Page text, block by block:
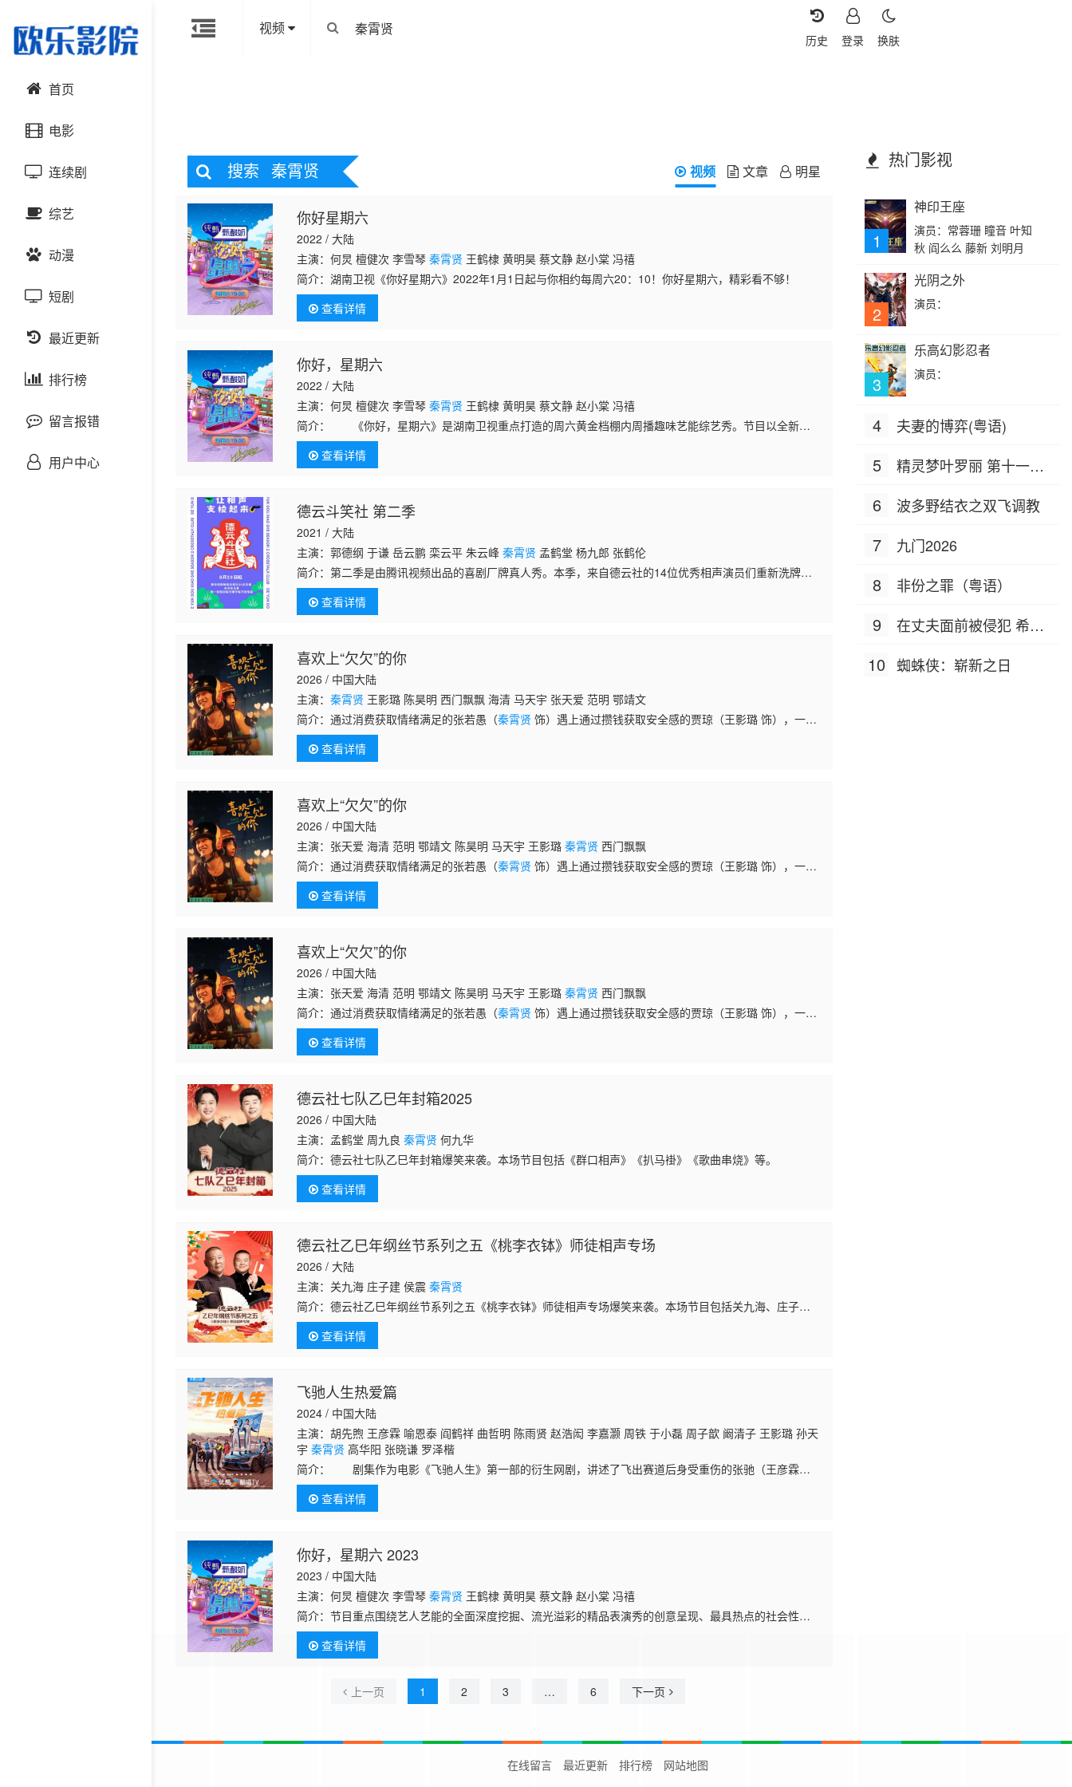
视频
换肤
登录
历史
首页
电影
动作片
喜剧片
爱情片
科幻片
恐怖片
剧情片
战争片
悬疑片
连续剧
国产剧
港台剧
日韩剧
欧美剧
泰国剧
综艺
大陆综艺
日韩综艺
港台综艺
欧美综艺
动漫
国产动漫
日韩动漫
欧美动漫
短剧
最近更新
排行榜
留言报错
用户中心
搜索 秦霄贤 视频 文章 明星
你好星期六
2022 / 大陆
主演：何炅 檀健次 李雪琴秦霄贤 王鹤棣 黄明昊 蔡文静 赵小棠 冯禧
简介：湖南卫视《你好星期六》2022年1月1日起与你相约每周六20：10！你好星期六，精彩看不够！
查看详情
你好，星期六
2022 / 大陆
主演：何炅 檀健次 李雪琴秦霄贤 王鹤棣 黄明昊 蔡文静 赵小棠 冯禧
简介：
《你好，星期六》是湖南卫视重点打造的周六黄金档棚内周播趣味艺能综艺秀。节目以全新打
造的好六街街区为背景，将平凡生活的烟火气搬进演播厅，展现市井生活人间百态。深度挖掘好6团和飞行
嘉宾们的艺能的同时，
查看详情
德云斗笑社 第二季
2021 / 大陆
主演：郭德纲 于谦 岳云鹏 栾云平 朱云峰秦霄贤 孟鹤堂 杨九郎 张鹤伦
简介：第二季是由腾讯视频出品的喜剧厂牌真人秀。本季，来自德云社的14位优秀相声演员们重新洗牌，
以团队PK的形式在游戏任务和相声竞演中进行比拼，争夺观众手中的“钢镚”，最终脱颖而出的相声演员将
成为这一季的
查看详情
喜欢上“欠欠”的你
2026 / 中国大陆
主演：秦霄贤 王影璐 陈昊明 西门飘飘 海清 马天宇 张天爱 范明 鄂靖文
简介：通过消费获取情绪满足的张若愚（秦霄贤 饰）遇上通过攒钱获取安全感的贾琼（王影璐 饰），一段
“你花我拦”的奇妙纠葛就此开启。从互相嫌弃的省钱搭子，到渐生情愫的打趣逗乐，再到因误解而生出的刺
痛猜疑……这段
查看详情
喜欢上“欠欠”的你
2026 / 中国大陆
主演：张天爱 海清 范明 鄂靖文 陈昊明 马天宇 王影璐秦霄贤 西门飘飘
简介：通过消费获取情绪满足的张若愚（秦霄贤 饰）遇上通过攒钱获取安全感的贾琼（王影璐 饰），一段
“你花我拦”的奇妙纠葛就此开启。从互相嫌弃的省钱搭子，到渐生情愫的打趣逗乐，再到因误解而生出的刺
痛猜疑……这段
查看详情
喜欢上“欠欠”的你
2026 / 中国大陆
主演：张天爱 海清 范明 鄂靖文 陈昊明 马天宇 王影璐秦霄贤 西门飘飘
简介：通过消费获取情绪满足的张若愚（秦霄贤 饰）遇上通过攒钱获取安全感的贾琼（王影璐 饰），一段
“你花我拦”的奇妙纠葛就此开启。从互相嫌弃的省钱搭子，到渐生情愫的打趣逗乐，再到因误解而生出的刺
痛猜疑……这段
查看详情
德云社七队乙巳年封箱2025
2026 / 中国大陆
主演：孟鹤堂 周九良秦霄贤 何九华
简介：德云社七队乙巳年封箱爆笑来袭。本场节目包括《群口相声》《扒马褂》《歌曲串烧》等。
查看详情
德云社乙巳年纲丝节系列之五《桃李衣钵》师徒相声专场
2026 / 大陆
主演：关九海 庄子建 侯震秦霄贤
简介：德云社乙巳年纲丝节系列之五《桃李衣钵》师徒相声专场爆笑来袭。本场节目包括关九海、庄子
建、侯震表演的《名师高徒》；
九南、郭德纲表演的《报菜
查看详情
飞驰人生热爱篇
2024 / 中国大陆
主演：胡先煦 王彦霖 喻恩泰 阎鹤祥 曲哲明 陈雨贤 赵浩闳 李嘉灏 周铁 于小磊 周子歆 阚清子 王影璐 孙天
宇秦霄贤 高华阳 张晓谦 罗泽楷
简介：
剧集作为电影《飞驰人生》第一部的衍生网剧，讲述了飞出赛道后身受重伤的张驰（王彦霖
饰）意外来到21岁的林臻东（胡先煦 饰）身上，由此想尽一切办法阻止自己重蹈覆辙的故事。一路上他们
闹了多少笑话？队员
查看详情
你好，星期六 2023
2023 / 中国大陆
主演：何炅 檀健次 李雪琴秦霄贤 王鹤棣 黄明昊 蔡文静 赵小棠 冯禧
简介：节目重点围绕艺人艺能的全面深度挖掘、流光溢彩的精品表演秀的创意呈现、最具热点的社会性话
题输出等方面进行设计。何炅、冯禧担任主持人，檀健次、李雪琴、
黄明昊等担任阶段性常驻
查看详情
上一页 1 2 3 … 6 下一页
热门影视
1
神印王座
演员：常蓉珊 瞳音 叶知
秋 阎么么 藤新 刘明月
2
光阴之外
演员：
3
乐高幻影忍者
演员：
4 夫妻的博弈(粤语)
5
精灵梦叶罗丽 第十一季
6 波多野结衣之双飞调教
7 九门2026
8 非份之罪（粤语）
9
在丈夫面前被侵犯 希岛
10 蜘蛛侠：崭新之日
在线留言 最近更新 排行榜
网站地图